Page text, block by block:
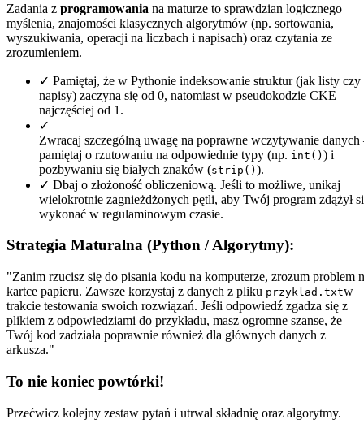
Zadania z programowania na maturze to sprawdzian logicznego
myślenia, znajomości klasycznych algorytmów (np. sortowania,
wyszukiwania, operacji na liczbach i napisach) oraz czytania ze
zrozumieniem.
✓ Pamiętaj, że w Pythonie indeksowanie struktur (jak listy czy
napisy) zaczyna się od 0, natomiast w pseudokodzie CKE
najczęściej od 1.
✓
Zwracaj szczególną uwagę na poprawne wczytywanie danych
pamiętaj o rzutowaniu na odpowiednie typy (np. int() ) i
pozbywaniu się białych znaków (strip() ).
✓ Dbaj o złożoność obliczeniową. Jeśli to możliwe, unikaj
wielokrotnie zagnieżdżonych pętli, aby Twój program zdążył
wykonać w regulaminowym czasie.
Strategia Maturalna (Python / Algorytmy):
"Zanim rzucisz się do pisania kodu na komputerze, zrozum problem
kartce papieru. Zawsze korzystaj z danych z pliku przyklad.txtw
trakcie testowania swoich rozwiązań. Jeśli odpowiedź zgadza się z
plikiem z odpowiedziami do przykładu, masz ogromne szanse, że
Twój kod zadziała poprawnie również dla głównych danych z
arkusza."
To nie koniec powtórki!
Przećwicz kolejny zestaw pytań i utrwal składnię oraz algorytmy.